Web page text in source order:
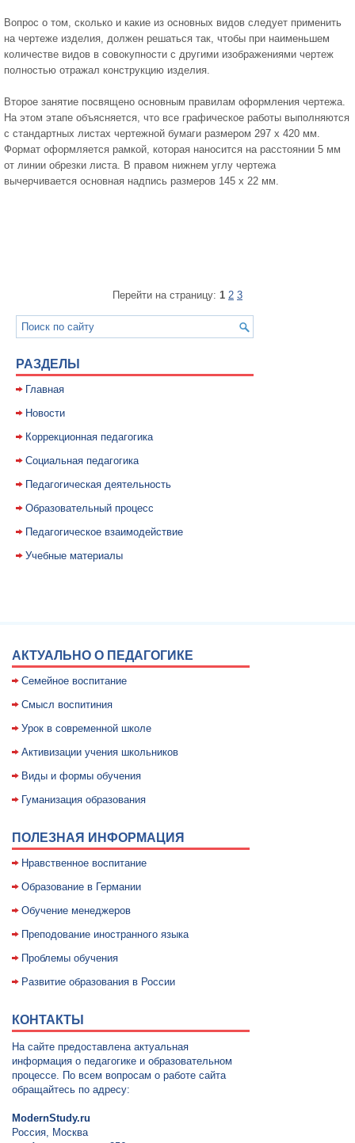
Вопрос о том, сколько и какие из основных видов следует применить
на чертеже изделия, должен решаться так, чтобы при наименьшем
количестве видов в совокупности с другими изображениями чертеж
полностью отражал конструкцию изделия.
Второе занятие посвящено основным правилам оформления чертежа.
На этом этапе объясняется, что все графическое работы выполняются
с стандартных листах чертежной бумаги размером 297 х 420 мм.
Формат оформляется рамкой, которая наносится на расстоянии 5 мм
от линии обрезки листа. В правом нижнем углу чертежа
вычерчивается основная надпись размеров 145 х 22 мм.
Перейти на страницу: 1 2 3
РАЗДЕЛЫ
Главная
Новости
Коррекционная педагогика
Социальная педагогика
Педагогическая деятельность
Образовательный процесс
Педагогическое взаимодействие
Учебные материалы
АКТУАЛЬНО О ПЕДАГОГИКЕ
Семейное воспитание
Смысл воспитиния
Уpок в совpеменной школе
Активизации учения школьников
Виды и формы обучения
Гуманизация образования
ПОЛЕЗНАЯ ИНФОРМАЦИЯ
Нравственное воспитание
Образование в Германии
Обучение менеджеров
Преподование иностранного языка
Проблемы обучения
Развитие образования в России
КОНТАКТЫ
На сайте предоставлена актуальная
информация о педагогике и образовательном
процессе. По всем вопросам о работе сайта
обращайтесь по адресу:
ModernStudy.ru
Россия, Москва